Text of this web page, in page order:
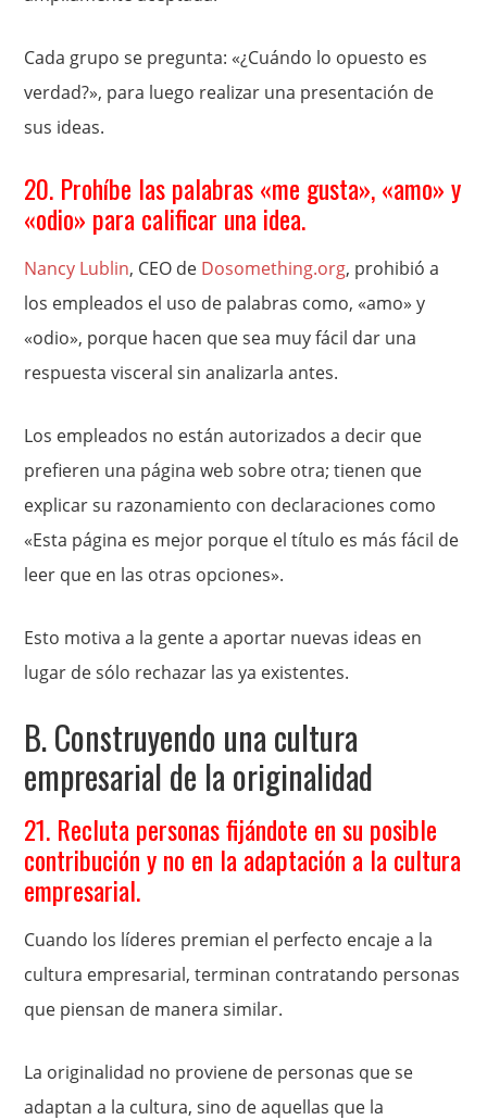
Cada grupo se pregunta: «¿Cuándo lo opuesto es
verdad?», para luego realizar una presentación de
sus ideas.
20. Prohíbe las palabras «me gusta», «amo» y
«odio» para calificar una idea.
Nancy Lublin, CEO de Dosomething.org, prohibió a
los empleados el uso de palabras como, «amo» y
«odio», porque hacen que sea muy fácil dar una
respuesta visceral sin analizarla antes.
Los empleados no están autorizados a decir que
prefieren una página web sobre otra; tienen que
explicar su razonamiento con declaraciones como
«Esta página es mejor porque el título es más fácil de
leer que en las otras opciones».
Esto motiva a la gente a aportar nuevas ideas en
lugar de sólo rechazar las ya existentes.
B. Construyendo una cultura
empresarial de la originalidad
21. Recluta personas fijándote en su posible
contribución y no en la adaptación a la cultura
empresarial.
Cuando los líderes premian el perfecto encaje a la
cultura empresarial, terminan contratando personas
que piensan de manera similar.
La originalidad no proviene de personas que se
adaptan a la cultura, sino de aquellas que la